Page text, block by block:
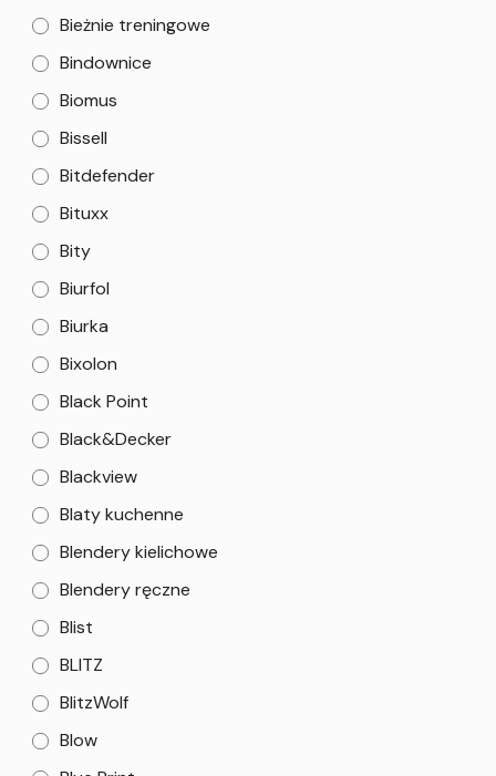
Bieżnie treningowe
Bindownice
Biomus
Bissell
Bitdefender
Bituxx
Bity
Biurfol
Biurka
Bixolon
Black Point
Black&Decker
Blackview
Blaty kuchenne
Blendery kielichowe
Blendery ręczne
Blist
BLITZ
BlitzWolf
Blow